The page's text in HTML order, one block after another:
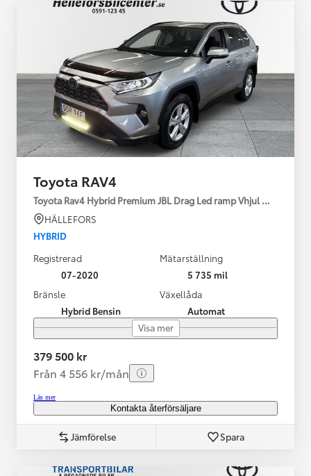
Toyota RAV4
Toyota Rav4 Hybrid Premium JBL Drag Led ramp Vhjul motorv
HÄLLEFORS
HYBRID
Registrerad
07-2020
Mätarställning
5 735 mil
Bränsle
Hybrid Bensin
Växellåda
Automat
Visa mer
379 500 kr
Från 4 556 kr/mån
Läs mer
Kontakta återförsäljare
Jämförelse Spara